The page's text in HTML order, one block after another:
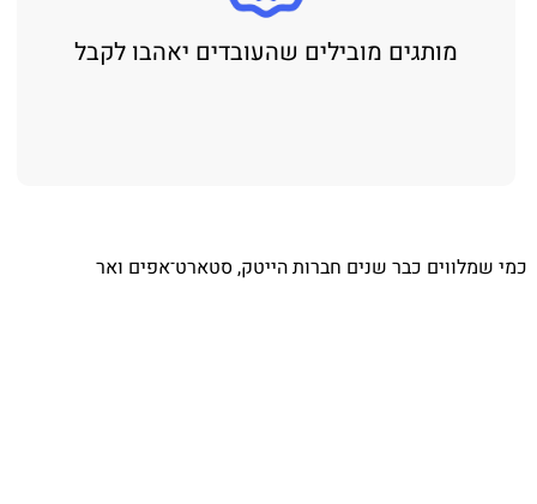
מותגים מובילים שהעובדים יאהבו לקבל
⁨ כמי שמלווים כבר שנים חברות הייטק, סטארט־אפים ואר